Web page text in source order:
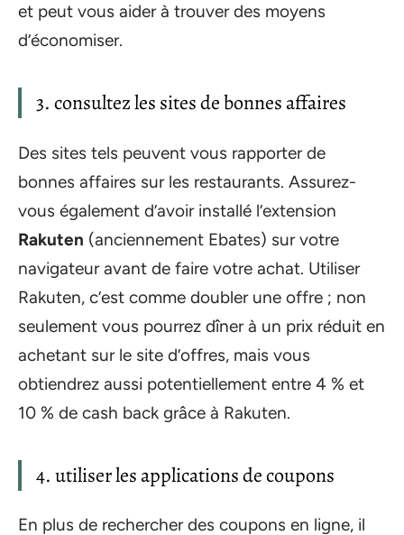
et peut vous aider à trouver des moyens
d’économiser.
3. consultez les sites de bonnes affaires
Des sites tels peuvent vous rapporter de
bonnes affaires sur les restaurants. Assurez-
vous également d’avoir installé l’extension
Rakuten (anciennement Ebates) sur votre
navigateur avant de faire votre achat. Utiliser
Rakuten, c’est comme doubler une offre ; non
seulement vous pourrez dîner à un prix réduit en
achetant sur le site d’offres, mais vous
obtiendrez aussi potentiellement entre 4 % et
10 % de cash back grâce à Rakuten.
4. utiliser les applications de coupons
En plus de rechercher des coupons en ligne, il